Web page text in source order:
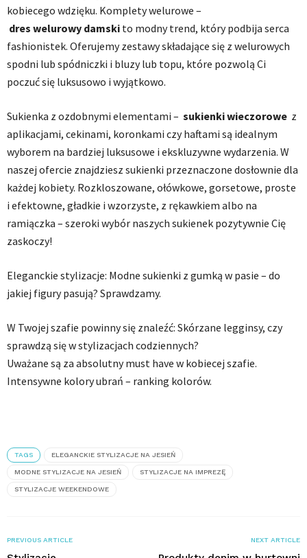
kobiecego wdzięku. Komplety welurowe –
dres welurowy damski to modny trend, który podbija serca
fashionistek. Oferujemy zestawy składające się z welurowych
spodni lub spódniczki i bluzy lub topu, które pozwolą Ci
poczuć się luksusowo i wyjątkowo.
Sukienka z ozdobnymi elementami – sukienki wieczorowe z
aplikacjami, cekinami, koronkami czy haftami są idealnym
wyborem na bardziej luksusowe i ekskluzywne wydarzenia. W
naszej ofercie znajdziesz sukienki przeznaczone dosłownie dla
każdej kobiety. Rozkloszowane, ołówkowe, gorsetowe, proste
i efektowne, gładkie i wzorzyste, z rękawkiem albo na
ramiączka – szeroki wybór naszych sukienek pozytywnie Cię
zaskoczy!
Eleganckie stylizacje: Modne sukienki z gumką w pasie – do
jakiej figury pasują? Sprawdzamy.
W Twojej szafie powinny się znaleźć: Skórzane legginsy, czy
sprawdzą się w stylizacjach codziennych?
Uważane są za absolutny must have w kobiecej szafie.
Intensywne kolory ubrań – ranking kolorów.
TAGS ELEGANCKIE STYLIZACJE NA JESIEŃ
MODNE STYLIZACJE NA JESIEŃ STYLIZACJE NA IMPREZĘ
STYLIZACJE WEEKENDOWE
PREVIOUS ARTICLE NEXT ARTICLE